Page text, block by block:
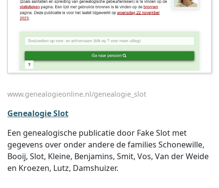
www.genealogieonline.nl/genealogie_slot
Genealogie Slot
Een genealogische publicatie door Fake Slot met
gegevens over onder andere de families Schonewille,
Booij, Slot, Kleine, Benjamins, Smit, Vos, Van der Weide
en Kroezen, Lutz, Damshuizer.